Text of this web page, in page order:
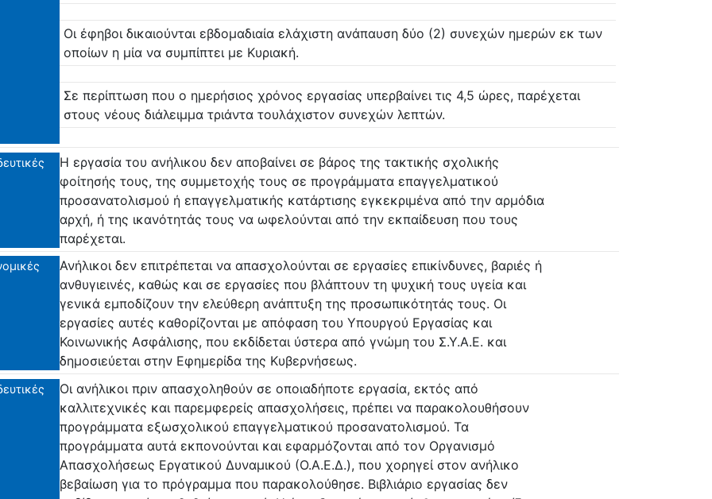
Οι έφηβοι δικαιούνται εβδομαδιαία ελάχιστη ανάπαυση δύο (2) συνεχών ημερών εκ των
οποίων η μία να συμπίπτει με Κυριακή.
Σε περίπτωση που ο ημερήσιος χρόνος εργασίας υπερβαίνει τις 4,5 ώρες, παρέχεται
στους νέους διάλειμμα τριάντα τουλάχιστον συνεχών λεπτών.
Η εργασία του ανήλικου δεν αποβαίνει σε βάρος της τακτικής σχολικής
φοίτησής τους, της συμμετοχής τους σε προγράμματα επαγγελματικού
προσανατολισμού ή επαγγελματικής κατάρτισης εγκεκριμένα από την αρμόδια
αρχή, ή της ικανότητάς τους να ωφελούνται από την εκπαίδευση που τους
παρέχεται.
Ανήλικοι δεν επιτρέπεται να απασχολούνται σε εργασίες επικίνδυνες, βαριές ή
ανθυγιεινές, καθώς και σε εργασίες που βλάπτουν τη ψυχική τους υγεία και
γενικά εμποδίζουν την ελεύθερη ανάπτυξη της προσωπικότητάς τους. Οι
εργασίες αυτές καθορίζονται με απόφαση του Υπουργού Εργασίας και
Κοινωνικής Ασφάλισης, που εκδίδεται ύστερα από γνώμη του Σ.Υ.Α.Ε. και
δημοσιεύεται στην Εφημερίδα της Κυβερνήσεως.
Οι ανήλικοι πριν απασχοληθούν σε οποιαδήποτε εργασία, εκτός από
καλλιτεχνικές και παρεμφερείς απασχολήσεις, πρέπει να παρακολουθήσουν
προγράμματα εξωσχολικού επαγγελματικού προσανατολισμού. Τα
προγράμματα αυτά εκπονούνται και εφαρμόζονται από τον Οργανισμό
Απασχολήσεως Εργατικού Δυναμικού (Ο.Α.Ε.Δ.), που χορηγεί στον ανήλικο
βεβαίωση για το πρόγραμμα που παρακολούθησε. Βιβλιάριο εργασίας δεν